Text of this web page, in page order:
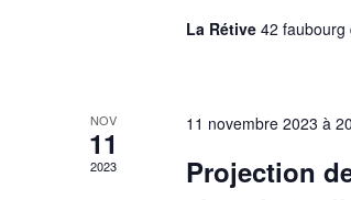
La Rétive42 faubourg
NOV
11
2023
11 novembre 2023 à
Projection